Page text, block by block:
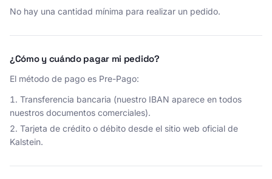
No hay una cantidad mínima para realizar un pedido.
¿Cómo y cuándo pagar mi pedido?
El método de pago es Pre-Pago:
Transferencia bancaria (nuestro IBAN aparece en todos
nuestros documentos comerciales).
Tarjeta de crédito o débito desde el sitio web oficial de
Kalstein.